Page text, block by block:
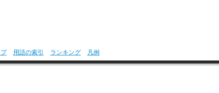
用語の索引 ランキング 凡例